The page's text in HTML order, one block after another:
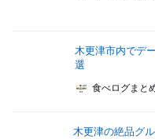
木更津市内でデ
選
食べログまと
木更津の絶品グ